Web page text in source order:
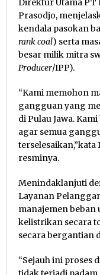
Direktur Utama PT
Prasodjo,
kendala pasokan
rank coal) serta
besar milik mitra
Producer/IPP).
“Kami memohon
gangguan yang
di Pulau Jawa.
agar semua
resminya.
Menindaklanjuti
Layanan
manajemen
kelistrikan secara
secara bergantian
“Sejauh ini proses